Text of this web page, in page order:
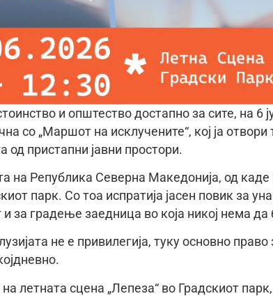
и општество достапно за сите, на 6
со „Маршот на исклучените“, кој ја
од пристапни јавни простори.
на Република Северна Македонија, од
парк. Со тоа испратија јасен повик за
за градење заедница во која никој нема да
не е привилегија, туку основно
летната сцена „Лепеза“ во Градскиот